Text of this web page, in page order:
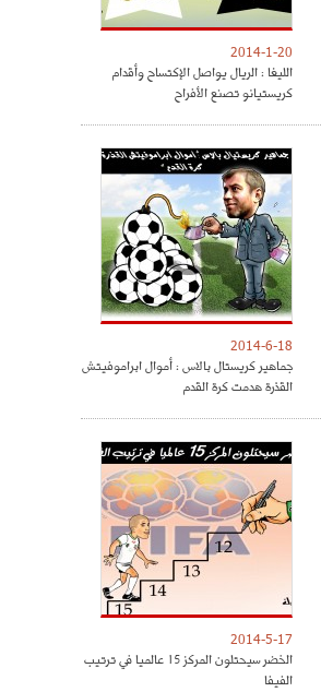
2014-1-20
الليغا : الريال يواصل الإكتساح وأقدام
كريستيانو تصنع الأفراح
2014-6-18
جماهير كريستال بالاس : أموال ابراموفيتش
القذرة هدمت كرة القدم
2014-5-17
الخضر سيحتلون المركز 15 عالميا في ترتيب
الفيفا